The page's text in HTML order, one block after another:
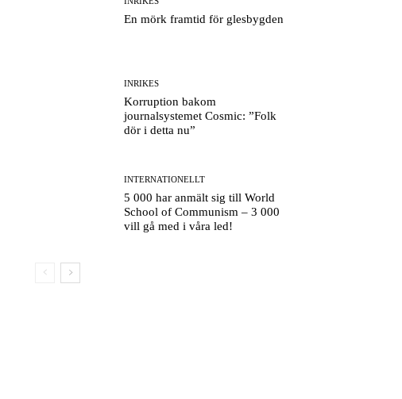
En mörk framtid för glesbygden
INRIKES
Korruption bakom
journalsystemet Cosmic: ”Folk
dör i detta nu”
INTERNATIONELLT
5 000 har anmält sig till World
School of Communism – 3 000
vill gå med i våra led!